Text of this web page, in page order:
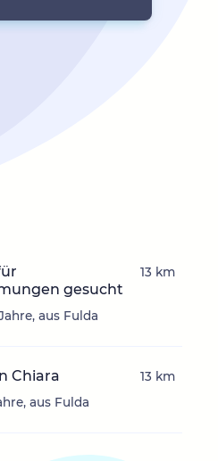
gesucht
aus Fulda
13 km
Chiara
aus Fulda
13 km